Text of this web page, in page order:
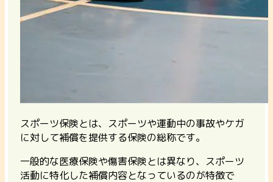
スポーツ保険とは、スポーツや運動中の事故やケガ
に対して補償を提供する保険の総称です。
一般的な医療保険や傷害保険とは異なり、 スポーツ
活動に特化した補償内容となっているのが特徴で